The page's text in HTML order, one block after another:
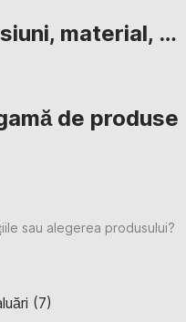
material, …
de produse
sau alegerea produsului?
(7)